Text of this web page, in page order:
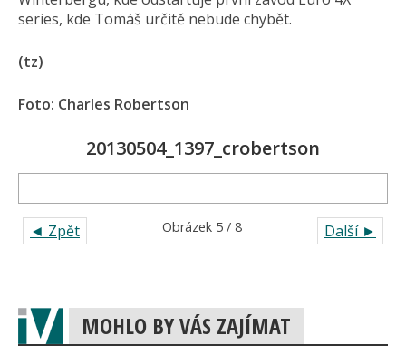
series, kde Tomáš určitě nebude chybět.
(tz)
Foto: Charles Robertson
20130504_1397_crobertson
◄ Zpět Další ►
Obrázek 5 / 8
MOHLO BY VÁS ZAJÍMAT